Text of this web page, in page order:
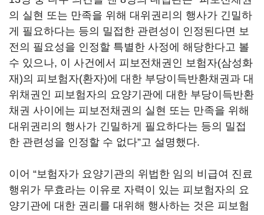
의 실현 또는 만족을 위해 대위권리의 행사가 긴밀하
게 필요하다는 등의 밀접한 관련성이 인정된다면 보
전의 필요성을 인정할 특별한 사정에 해당한다고 볼
수 있으나, 이 사건에서 피보전채권인 보험자(삼성화
재)의 피보험자(환자)에 대한 부당이득반환채권과 대
위채권인 피보험자의 요양기관에 대한 부당이득반환
채권 사이에는 피보전채권의 실현 또는 만족을 위해
대위권리의 행사가 긴밀하게 필요하다는 등의 밀접
한 관련성을 인정할 수 없다”고 설명했다.
이어 “보험자가 요양기관의 위법한 임의 비급여 진료
행위가 무효라는 이유로 자력이 있는 피보험자의 요
양기관에 대한 권리를 대위해 행사하는 것은 피보험